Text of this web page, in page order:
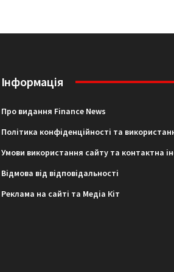
Інформація
Про видання Finance News
Політика конфіденційності та
Умови використання сайту та контактна
Відмова від відповідальності
Реклама на сайті та Медіа Кіт